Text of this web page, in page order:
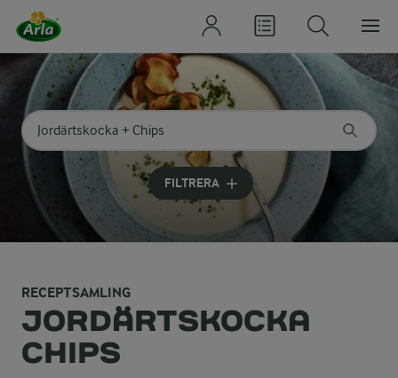
Sök på kategori eller ingrediens
Skriv in sökord för att få förslag
FILTRERA
RECEPTSAMLING
JORDÄRTSKOCKA
CHIPS